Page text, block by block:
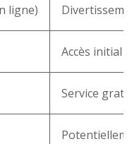
ligne)
Accès initial
Service